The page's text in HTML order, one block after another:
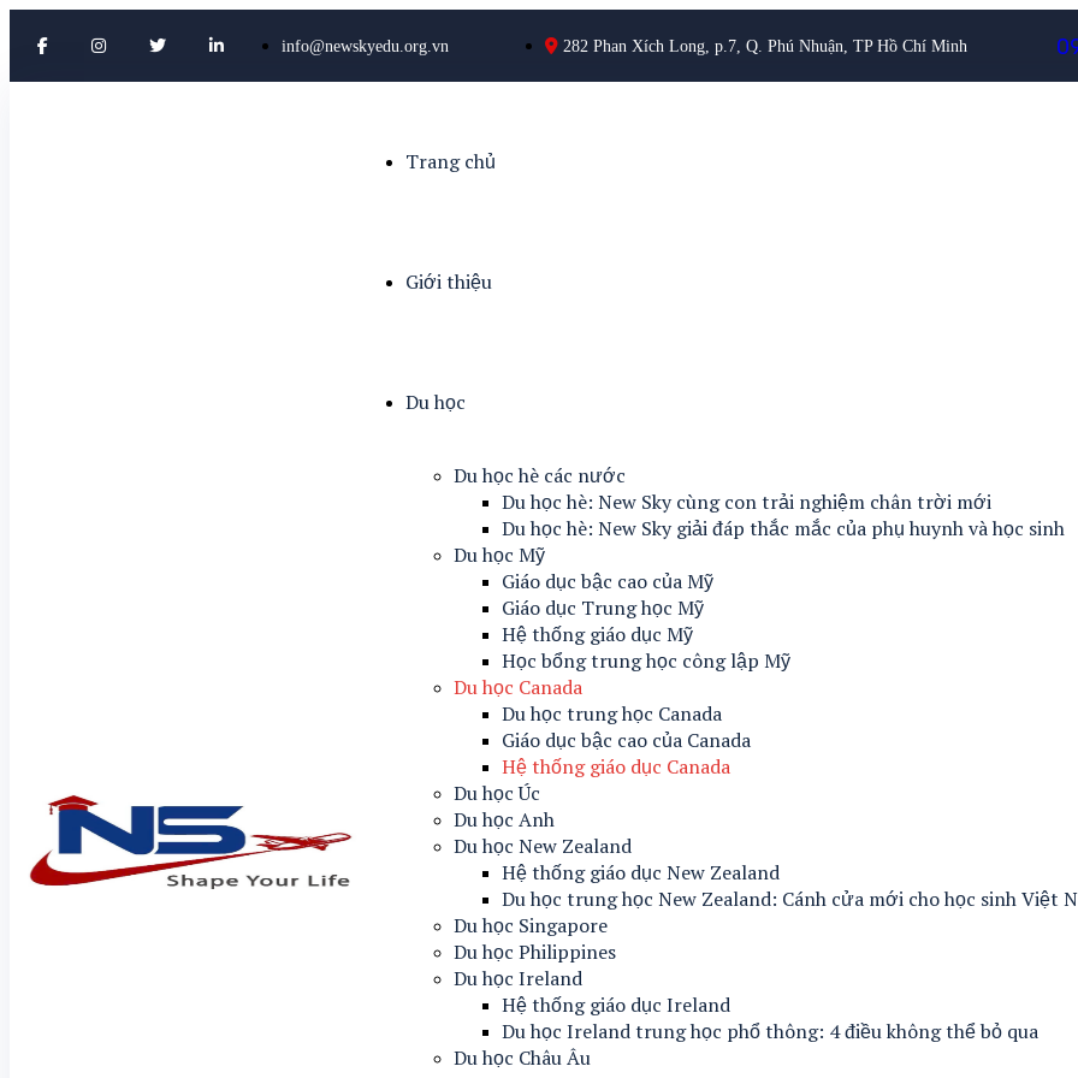
info@newskyedu.org.vn 282 Phan Xích Long, p.7, Q. Phú Nhuận, TP Hồ Chí Minh 0
Trang chủ
Giới thiệu
Du học
Du học hè các nước
Du học hè: New Sky cùng con trải nghiệm chân trời mới
Du học hè: New Sky giải đáp thắc mắc của phụ huynh và học sinh
Du học Mỹ
Giáo dục bậc cao của Mỹ
Giáo dục Trung học Mỹ
Hệ thống giáo dục Mỹ
Học bổng trung học công lập Mỹ
Du học Canada
Du học trung học Canada
Giáo dục bậc cao của Canada
Hệ thống giáo dục Canada
Du học Úc
Du học Anh
Du học New Zealand
Hệ thống giáo dục New Zealand
Du học trung học New Zealand: Cánh cửa mới cho học sinh Việt
Du học Singapore
Du học Philippines
Du học Ireland
Hệ thống giáo dục Ireland
Du học Ireland trung học phổ thông: 4 điều không thể bỏ qua
Du học Châu Âu